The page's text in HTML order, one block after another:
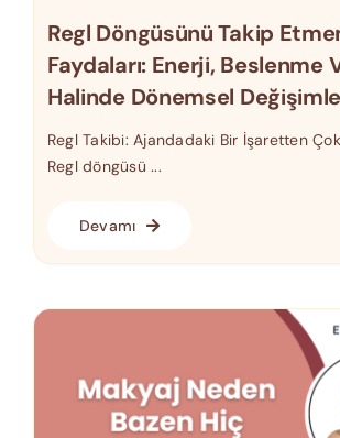
Regl Döngüsünü Takip
Faydaları: Enerji, Beslenme
Halinde Dönemsel
Regl Takibi: Ajandadaki Bir İşaretten
Regl döngüsü ...
Devamı